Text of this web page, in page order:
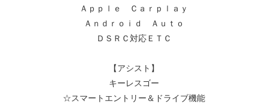
Ａｐｐｌｅ Ｃａｒｐｌａｙ
Ａｎｄｒｏｉｄ Ａｕｔｏ
ＤＳＲＣ対応ＥＴＣ
【アシスト】
キーレスゴー
☆スマートエントリー＆ドライブ機能